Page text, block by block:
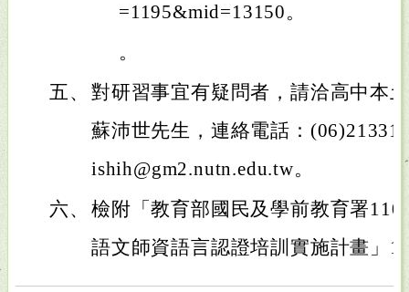
=1195&mid=13150。
。
五、 對研習事宜有疑問者，請洽高中本
蘇沛世先生，連絡電話：
ishih@gm2.nutn.edu.tw。
六、 檢附「教育部國民及學前教育署
語文師資語言認證培訓實施計畫」1